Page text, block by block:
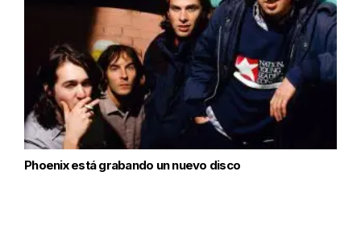
Phoenix está grabando un nuevo disco